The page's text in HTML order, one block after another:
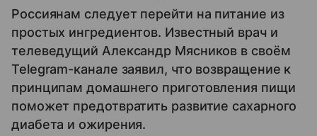
Россиянам следует перейти на питание из
простых ингредиентов. Известный врач и
телеведущий Александр Мясников в своём
Telegram-канале заявил, что возвращение к
принципам домашнего приготовления пищи
поможет предотвратить развитие сахарного
диабета и ожирения.